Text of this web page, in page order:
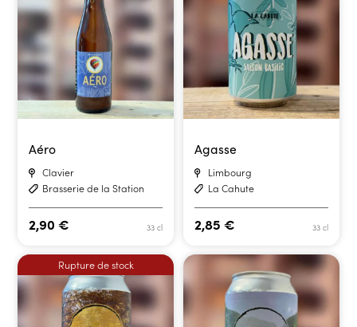
Aéro
Clavier
Brasserie de la Station
33 cl
2,90€
Agasse
Limbourg
La Cahute
33 cl
2,85 €
Rupture de stock